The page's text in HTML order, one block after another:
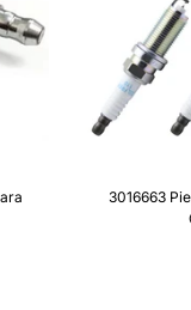
3016663